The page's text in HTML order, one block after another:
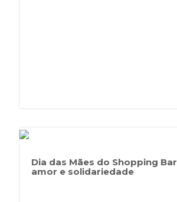
Dia das Mães do Shopping
amor e solidariedade